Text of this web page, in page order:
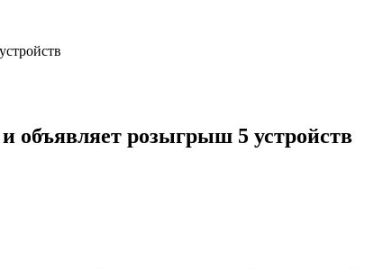
объявляет розыгрыш 5 устройств